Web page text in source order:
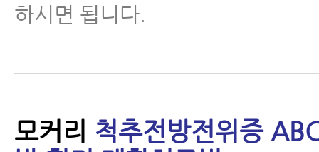
하시면 됩니다.
모커리 척추전방전위증